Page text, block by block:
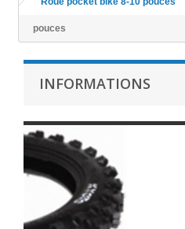
pouces
INFORMATIONS